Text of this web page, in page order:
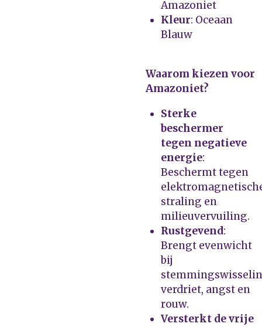
Amazoniet
Kleur: Oceaan
Blauw
Waarom kiezen voor
Amazoniet?
Sterke
beschermer
tegen negatieve
energie:
Beschermt tegen
straling en
milieuvervuiling.
Rustgevend:
Brengt evenwicht
bij
verdriet, angst en
rouw.
Versterkt de vrije